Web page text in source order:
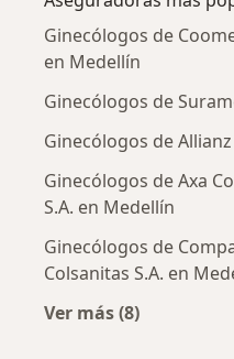
Ginecólogos de
en Medellín
Ginecólogos de
Ginecólogos de
Ginecólogos de Axa
S.A. en Medellín
Ginecólogos de
Colsanitas S.A. en
Ver más (8)